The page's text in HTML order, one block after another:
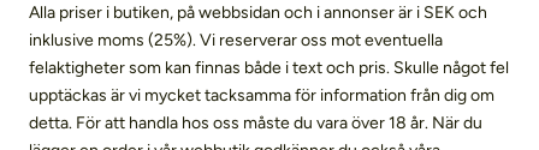
Alla priser i butiken, på webbsidan och i annonser är i SEK och
inklusive moms (25%). Vi reserverar oss mot eventuella
felaktigheter som kan finnas både i text och pris. Skulle något fel
upptäckas är vi mycket tacksamma för information från dig om
detta. För att handla hos oss måste du vara över 18 år. När du